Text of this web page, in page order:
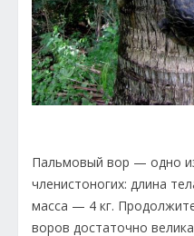
Пальмовый вор — одно
членистоногих: длина
масса — 4 кг.
воров достаточно